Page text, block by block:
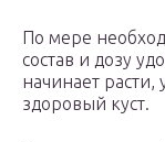
По мере
состав и дозу
начинает
здоровый куст.